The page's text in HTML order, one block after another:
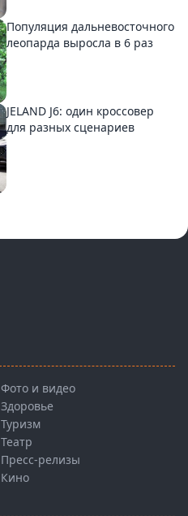
Популяция дальневосточного
леопарда выросла в 6 раз
JELAND J6: один кроссовер
для разных сценариев
Фото и видео
Здоровье
Туризм
Театр
Пресс-релизы
Кино